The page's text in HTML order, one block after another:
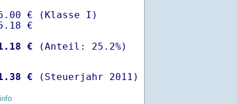
€ (Klasse I)
€
€
€ (Steuerjahr 2011)